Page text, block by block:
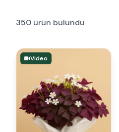
350 ürün bulundu
Video